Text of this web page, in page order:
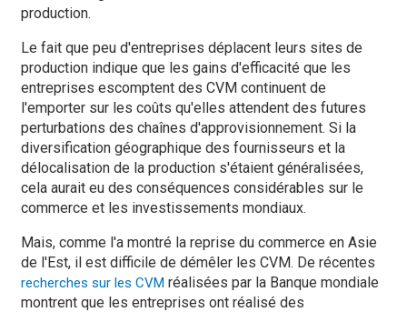
production.
Le fait que peu d'entreprises déplacent leurs sites de
production indique que les gains d'efficacité que les
entreprises escomptent des CVM continuent de
l'emporter sur les coûts qu'elles attendent des futures
perturbations des chaînes d'approvisionnement. Si la
diversification géographique des fournisseurs et la
délocalisation de la production s'étaient généralisées,
cela aurait eu des conséquences considérables sur le
commerce et les investissements mondiaux.
Mais, comme l'a montré la reprise du commerce en Asie
de l'Est, il est difficile de démêler les CVM. De récentes
recherches sur les CVM réalisées par la Banque mondiale
montrent que les entreprises ont réalisé des